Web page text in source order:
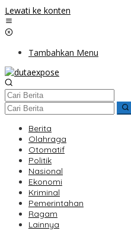
Lewati ke konten
Tambahkan Menu
Berita
Olahraga
Otomatif
Politik
Nasional
Ekonomi
Kriminal
Pemerintahan
Ragam
Lainnya